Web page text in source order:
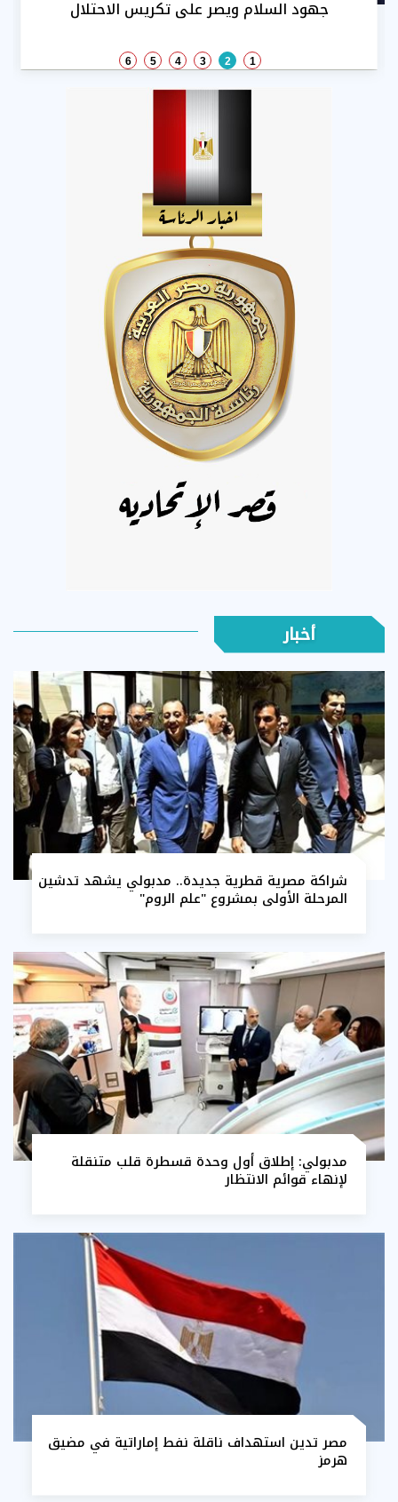
يسجل 6115 جنيهًا
1
2
3
4
5
6
أخبار
شراكة مصرية قطرية جديدة.. مدبولي يشهد تدشين
المرحلة الأولى بمشروع "علم الروم"
مدبولي: إطلاق أول وحدة قسطرة قلب متنقلة
لإنهاء قوائم الانتظار
مصر تدين استهداف ناقلة نفط إماراتية في مضيق
هرمز